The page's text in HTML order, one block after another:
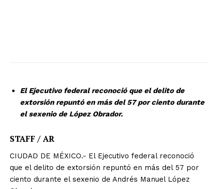
El Ejecutivo federal reconoció que el delito de
extorsión repuntó en más del 57 por ciento durante
el sexenio de López Obrador.
STAFF / AR
CIUDAD DE MÉXICO.- El Ejecutivo federal reconoció
que el delito de extorsión repuntó en más del 57 por
ciento durante el sexenio de Andrés Manuel López